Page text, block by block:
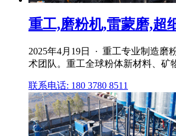
重工,磨粉机,雷蒙磨,超
2025年4月19日 · 重工专业制造磨
术团队。重工全球粉体新材料、矿
联系电话: 180 3780 8511